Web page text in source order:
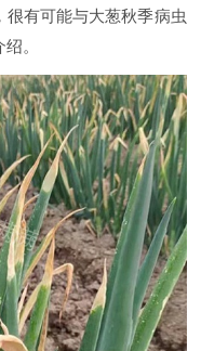
有可能与大葱秋季病虫
。